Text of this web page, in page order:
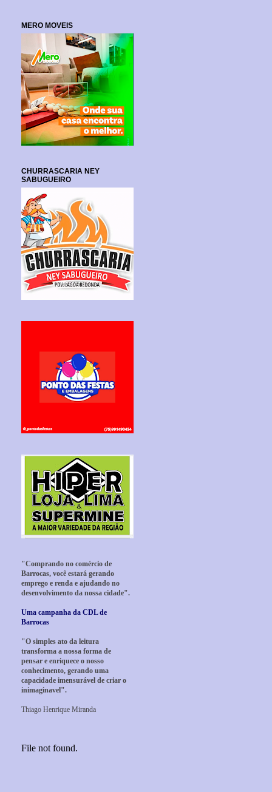
MERO MOVEIS
CHURRASCARIA NEY
SABUGUEIRO
"Comprando no comércio de
Barrocas, você estará gerando
emprego e renda e ajudando no
desenvolvimento da nossa cidade".
Uma campanha da CDL de
Barrocas
"O simples ato da leitura
transforma a nossa forma de
pensar e enriquece o nosso
conhecimento, gerando uma
capacidade imensurável de criar o
inimaginavel".
Thiago Henrique Miranda